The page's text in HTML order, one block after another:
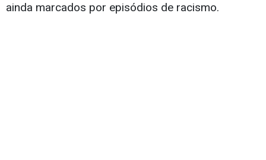
ainda marcados por episódios de racismo.